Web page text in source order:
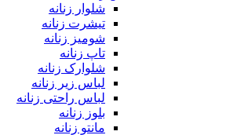
شلوار زنانه
تیشرت زنانه
شومیز زنانه
تاپ زنانه
شلوارک زنانه
لباس زیر زنانه
لباس راحتی زنانه
بلوز زنانه
مانتو زنانه